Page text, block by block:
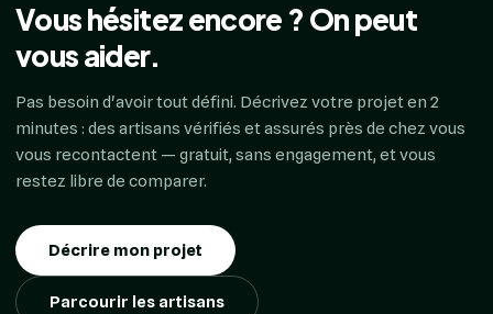
Vous hésitez encore ? On peut
vous aider.
Pas besoin d'avoir tout défini. Décrivez votre projet en 2
minutes : des artisans vérifiés et assurés près de chez vous
vous recontactent — gratuit, sans engagement, et vous
restez libre de comparer.
Décrire mon projet
Parcourir les artisans